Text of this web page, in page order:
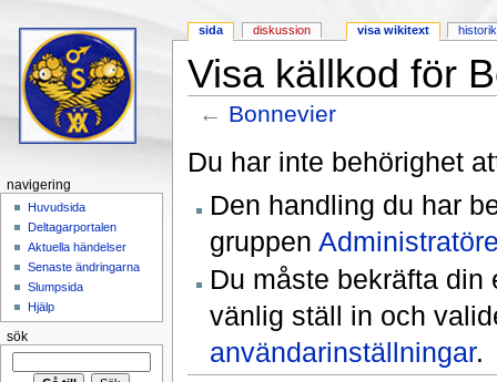
Visa källkod för
← Bonnevier
Du har inte behörighet
Den handling du har
gruppen
Du måste bekräfta din
vänlig ställ in och
användarinställningar.
sida diskussion visa wikitext historik
navigering
Huvudsida
Deltagarportalen
Aktuella händelser
Senaste ändringarna
Slumpsida
Hjälp
sök